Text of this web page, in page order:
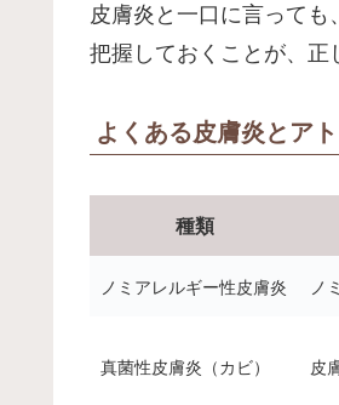
皮膚炎と一口に言って
把握しておくことが、正
よくある皮膚炎とア
種類
ノミアレルギー性皮膚炎 ノ
真菌性皮膚炎（カビ） 皮